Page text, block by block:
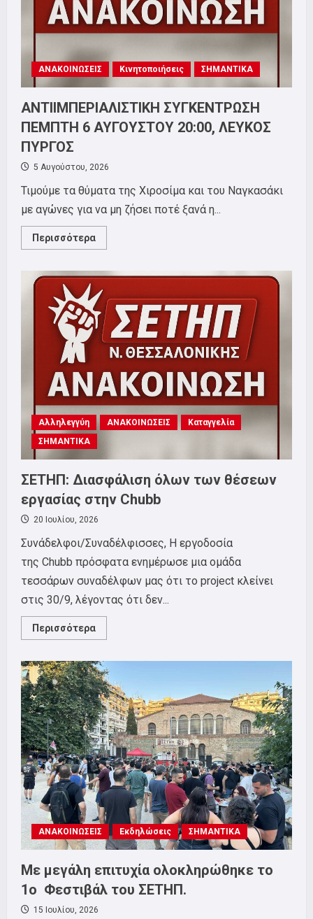
ΑΝΑΚΟΙΝΩΣΕΙΣ Κινητοποιήσεις ΣΗΜΑΝΤΙΚΑ
ΑΝΤΙΙΜΠΕΡΙΑΛΙΣΤΙΚΗ ΣΥΓΚΕΝΤΡΩΣΗ
ΠΕΜΠΤΗ 6 ΑΥΓΟΥΣΤΟΥ 20:00, ΛΕΥΚΟΣ
ΠΥΡΓΟΣ
5 Αυγούστου, 2026
Τιμούμε τα θύματα της Χιροσίμα και του Ναγκασάκι
με αγώνες για να μη ζήσει ποτέ ξανά η...
Περισσότερα
more
ΣΥΓΚΕΝΤΡΩΣΗ
6
ΑΥΓΟΥΣΤΟΥ
20:00,
ΛΕΥΚΟΣ
ΠΥΡΓΟΣ
Αλληλεγγύη ΑΝΑΚΟΙΝΩΣΕΙΣ
Καταγγελία
ΣΗΜΑΝΤΙΚΑ
ΣΕΤΗΠ: Διασφάλιση όλων των θέσεων
εργασίας στην Chubb
20 Ιουλίου, 2026
Συνάδελφοι/Συναδέλφισσες, Η εργοδοσία
της Chubb πρόσφατα ενημέρωσε μια ομάδα
τεσσάρων συναδέλφων μας ότι το project κλείνει
στις 30/9, λέγοντας ότι δεν...
Περισσότερα
more
Διασφάλιση
όλων
των
θέσεων
εργασίας
στην
Chubb
ΑΝΑΚΟΙΝΩΣΕΙΣ Εκδηλώσεις ΣΗΜΑΝΤΙΚΑ
Με μεγάλη επιτυχία ολοκληρώθηκε το
1ο Φεστιβάλ του ΣΕΤΗΠ.
15 Ιουλίου, 2026